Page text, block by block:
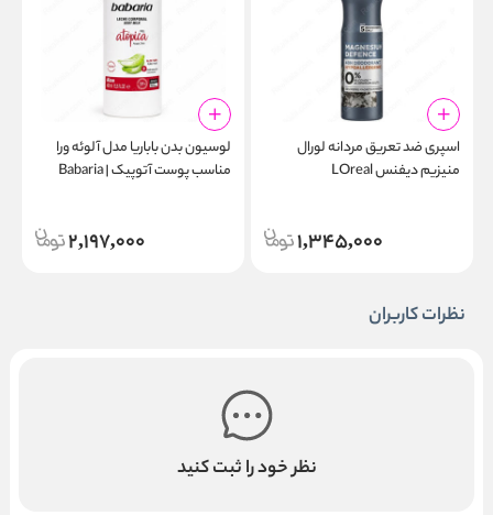
اسپری ضد تعریق مردانه لورال
منیزیم دیفنس LOreal
1,345,000
لوسیون بدن باباریا مدل آلوئه‌ ورا
مناسب پوست آتوپیک | Babaria
2,197,000
نظرات کاربران
نظر خود را ثبت کنید